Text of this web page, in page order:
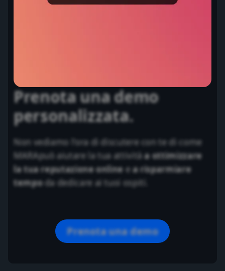
Prenota una demo
personalizzata.
Non vediamo l'ora di discutere con te di come
MARApuò aiutare la tua attivitàa ottimizzare
la tua reputazione onlineea risparmiare
tempoda dedicare ai tuoi ospiti.
Prenota una demo